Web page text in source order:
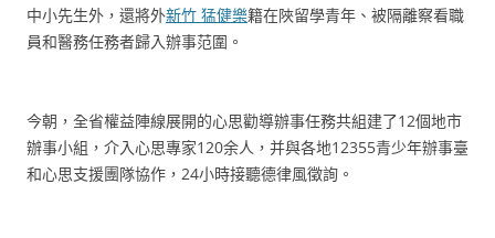
中小先生外，還將外新竹 猛健樂籍在陜留學青年、被隔離察看職
員和醫務任務者歸入辦事范圍。
今朝，全省權益陣線展開的心思勸導辦事任務共組建了12個地市
辦事小組，介入心思專家120余人，并與各地12355青少年辦事臺
和心思支援團隊協作，24小時接聽德律風徵詢。